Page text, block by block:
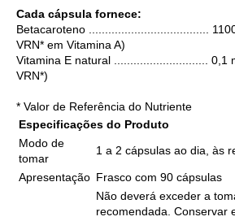
Cada cápsula
Betacaroteno .....................................
VRN* em Vitamina A)
Vitamina E natural ............................. 0,1
VRN*)
* Valor de Referência do Nutriente
Especificações do Produto
Modo de
tomar
1 a 2 cápsulas ao dia, às
Apresentação Frasco com 90 cápsulas
Não deverá exceder a
recomendada. Conservar